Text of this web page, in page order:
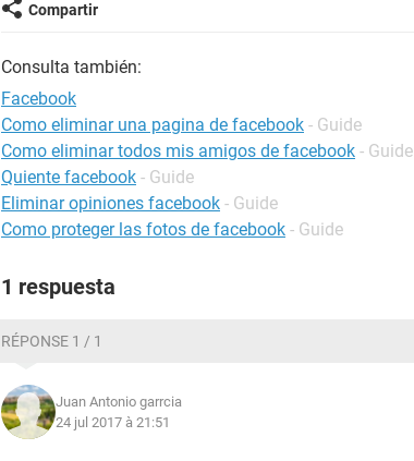
Compartir
Consulta también:
Facebook
Como eliminar una pagina de facebook - Guide
Como eliminar todos mis amigos de facebook - Guide
Quiente facebook - Guide
Eliminar opiniones facebook - Guide
Como proteger las fotos de facebook - Guide
1 respuesta
RÉPONSE 1 / 1
Juan Antonio garrcia
24 jul 2017 à 21:51